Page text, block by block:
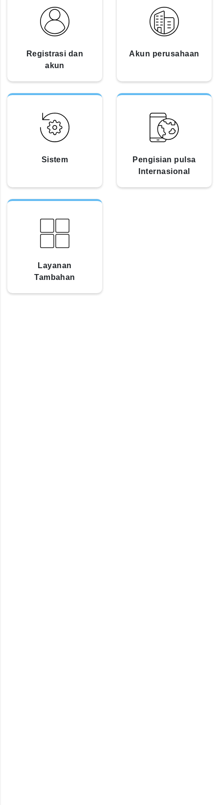
Registrasi dan
akun
Akun perusahaan
Sistem
Pengisian pulsa
Internasional
Layanan
Tambahan